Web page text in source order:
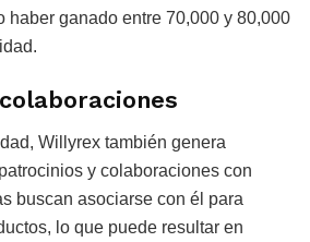
haber ganado entre 70,000 y 80,000
Willyrex también genera
y colaboraciones con
buscan asociarse con él para
lo que puede resultar en